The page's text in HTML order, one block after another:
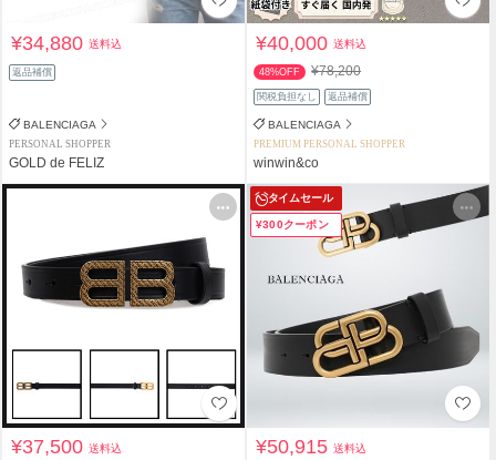
¥34,880送料込
返品補償
BALENCIAGA
PERSONAL SHOPPER
GOLD de FELIZ
¥40,000送料込
48%OFF ¥78,200
関税負担なし 返品補償
BALENCIAGA
PREMIUM PERSONAL SHOPPER
winwin&co
¥37,500送料込
タイムセール
¥300クーポン
¥50,915送料込